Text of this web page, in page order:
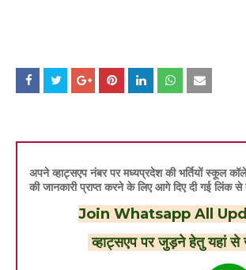
अपने व्हाट्सएप नंबर पर मध्यप्रदेश की भर्तियों स्कूल
की जानकारी प्राप्त करने के लिए आगे दिए दी गई लिंक
Join Whatsapp All
व्हाट्सएप पर जुड़ने हेतु यहां